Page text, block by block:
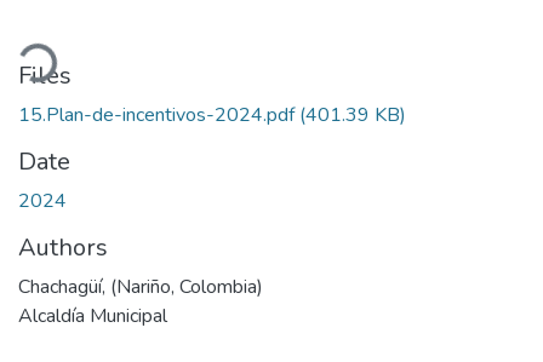
Files
15.Plan-de-incentivos-2024.pdf(401.39 KB)
Date
2024
Authors
Chachagüí, (Nariño, Colombia)
Alcaldía Municipal